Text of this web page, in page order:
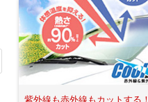
紫外線も赤外線もカットする！